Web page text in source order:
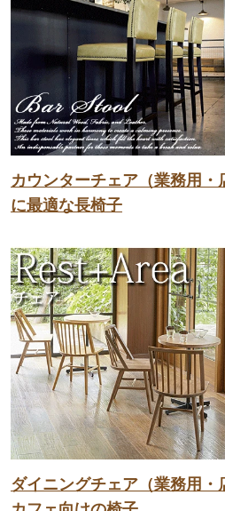
カウンターチェア（業務用・
に最適な長椅子
ダイニングチェア（業務用